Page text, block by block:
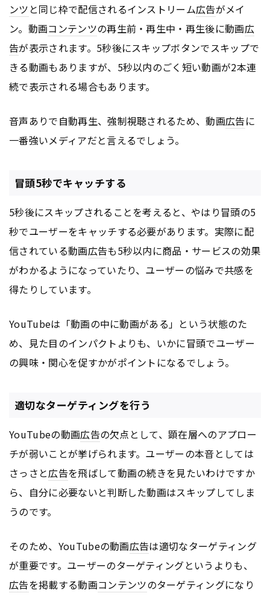
ンツ と同じ枠で配信されるインストリーム広告がメイ
ン。動画コンテンツの再生前・再生中・再生後に動画広
告が表示されます。5秒後にスキップボタンでスキップで
きる動画もありますが、5秒以内のごく短い動画が2本連
続で表示される場合もあります。
音声ありで自動再生、強制視聴されるため、動画広告に
一番強いメディアだと言えるでしょう。
冒頭5秒でキャッチする
5秒後にスキップされることを考えると、やはり冒頭の5
秒でユーザーをキャッチする必要があります。実際に配
信されている動画広告も5秒以内に商品・サービスの効果
がわかるようになっていたり、ユーザーの悩みで共感を
得たりしています。
YouTubeは「動画の中に動画がある」という状態のた
め、見た目のインパクトよりも、いかに冒頭でユーザー
の興味・関心を促すかがポイントになるでしょう。
適切なターゲティングを行う
YouTubeの動画広告の欠点として、顕在層へのアプロー
チが弱いことが挙げられます。ユーザーの本音としては
さっさと広告を飛ばして動画の続きを見たいわけですか
ら、自分に必要ないと判断した動画はスキップしてしま
うのです。
そのため、YouTubeの動画広告は適切なターゲティング
が重要です。ユーザーのターゲティングというよりも、
広告を掲載する動画コンテンツのターゲティングになり